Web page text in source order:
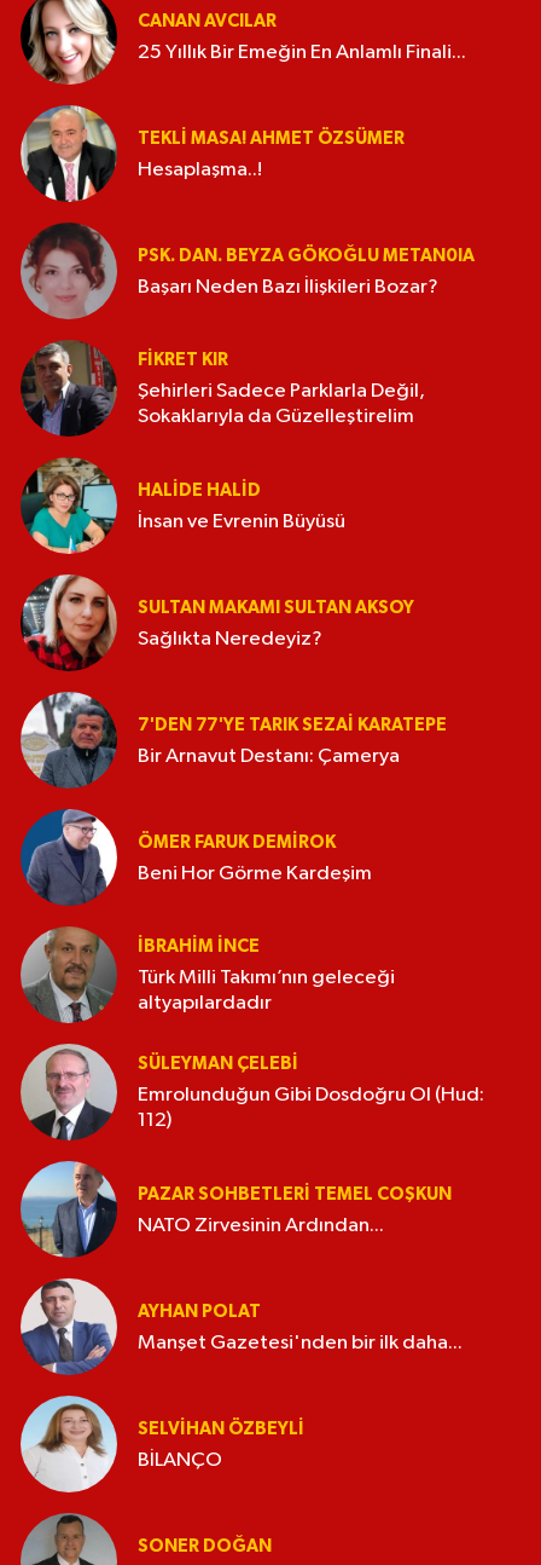
CANAN AVCILAR
25 Yıllık Bir Emeğin En Anlamlı Finali...
TEKLI MASA! AHMET ÖZSÜMER
Hesaplaşma..!
PSK. DAN. BEYZA GÖKOĞLU METAN0IA
Başarı Neden Bazı İlişkileri Bozar?
FIKRET KIR
Şehirleri Sadece Parklarla Değil,
Sokaklarıyla da Güzelleştirelim
HALIDE HALID
İnsan ve Evrenin Büyüsü
SULTAN MAKAMI SULTAN AKSOY
Sağlıkta Neredeyiz?
7'DEN 77'YE TARIK SEZAI KARATEPE
Bir Arnavut Destanı: Çamerya
ÖMER FARUK DEMIROK
Beni Hor Görme Kardeşim
İBRAHIM İNCE
Türk Milli Takımı’nın geleceği
altyapılardadır
SÜLEYMAN ÇELEBI
Emrolunduğun Gibi Dosdoğru Ol (Hud:
112)
PAZAR SOHBETLERI TEMEL COŞKUN
NATO Zirvesinin Ardından...
AYHAN POLAT
Manşet Gazetesi'nden bir ilk daha...
SELVIHAN ÖZBEYLI
BİLANÇO
SONER DOĞAN